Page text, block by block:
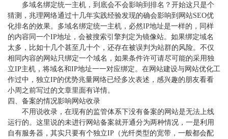
多域名绑定统一主机，到底会不会影响到排名？开始这只是个
猜测，兆理网络通过十几年实践经验发现的确会影响到网站SEO优
化排名的效果。多域名绑定统一主机，必然IP地址是一样的，同样
的内容同一个IP地址，会被搜索引擎判定为镜像站。如果绑定域名
太多，比如十几个甚至几十个，还存在被误判为站群的风险。不仅
相同内容的网站只绑定一个域名，如果条件许可请尽可能的采用独
立IP主机，将域名和IP地址一一对应绑定。在网站建设与网站优化工
作过中，独立IP的优势兆量网络已经多次表述，感兴趣的朋友看看
小周之前写过的文章里面有详情。
四、备案的情况影响网站收录
不用说收录，在现有的监管体系下没有备案的网站是无法上线
运行的。这里说的未进行网站备案就开通分为两种情况，一是利用
自有服务器，其实只要有个独立IP（光纤类型的宽带，一般都会配